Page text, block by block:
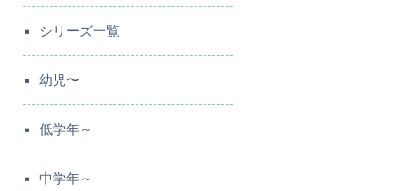
シリーズ一覧
幼児〜
低学年～
中学年～